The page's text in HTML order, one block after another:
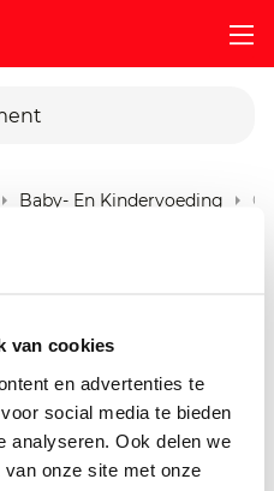
van cookies
en advertenties te
social media te bieden
analyseren. Ook delen we
onze site met onze
Baby- En Kindervoeding